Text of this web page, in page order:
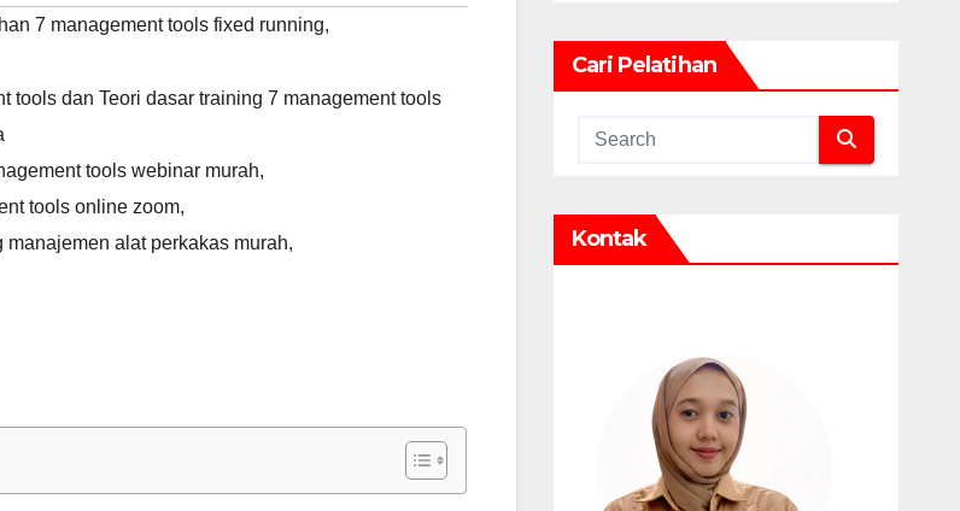
7 management tools fixed running,
dan Teori dasar training 7 management tools
tools webinar murah,
tools online zoom,
manajemen alat perkakas murah,
Cari Pelatihan
Kontak